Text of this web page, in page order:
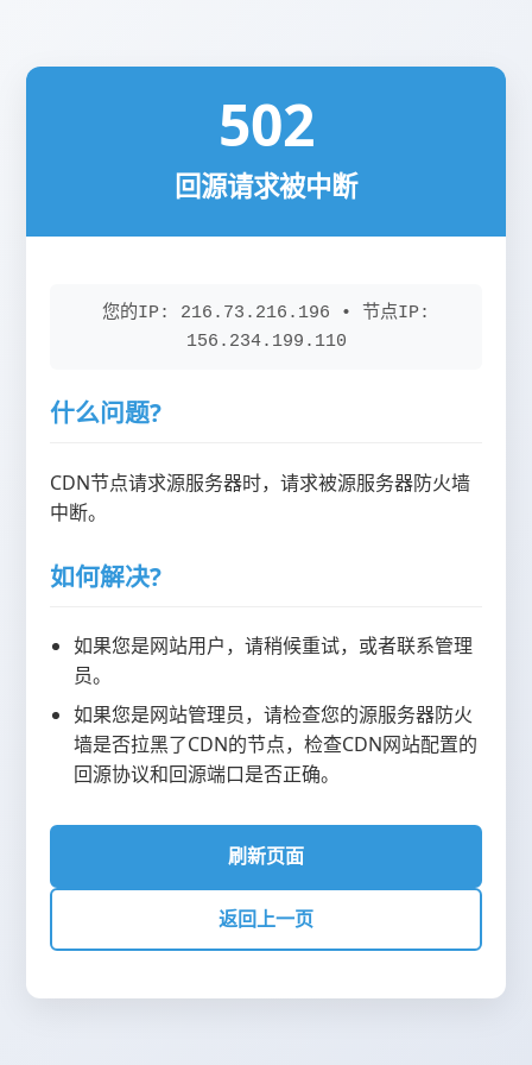
502
回源请求被中断
您的IP: 216.73.216.196 • 节点IP:
156.234.199.110
什么问题?
CDN节点请求源服务器时，请求被源服务器防火墙
中断。
如何解决?
如果您是网站用户，请稍候重试，或者联系管理
员。
如果您是网站管理员，请检查您的源服务器防火
墙是否拉黑了CDN的节点，检查CDN网站配置的
回源协议和回源端口是否正确。
刷新页面
返回上一页